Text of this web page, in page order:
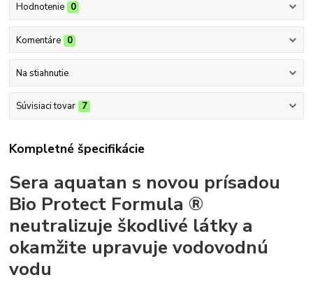
Hodnotenie 0
Komentáre 0
Na stiahnutie
Súvisiaci tovar 7
Kompletné špecifikácie
Sera aquatan s novou prísadou
Bio Protect Formula ®
neutralizuje škodlivé látky a
okamžite upravuje vodovodnú
vodu